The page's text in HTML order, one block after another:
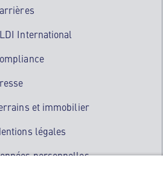
International
et immobilier
légales
personnelles